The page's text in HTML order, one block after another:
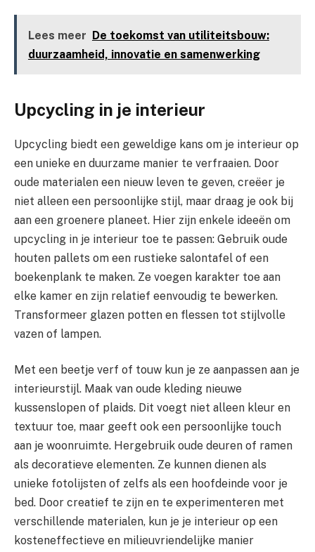
Lees meer De toekomst van utiliteitsbouw:
duurzaamheid, innovatie en samenwerking
Upcycling in je interieur
Upcycling biedt een geweldige kans om je interieur op
een unieke en duurzame manier te verfraaien. Door
oude materialen een nieuw leven te geven, creëer je
niet alleen een persoonlijke stijl, maar draag je ook bij
aan een groenere planeet. Hier zijn enkele ideeën om
upcycling in je interieur toe te passen: Gebruik oude
houten pallets om een rustieke salontafel of een
boekenplank te maken. Ze voegen karakter toe aan
elke kamer en zijn relatief eenvoudig te bewerken.
Transformeer glazen potten en flessen tot stijlvolle
vazen of lampen.
Met een beetje verf of touw kun je ze aanpassen aan je
interieurstijl. Maak van oude kleding nieuwe
kussenslopen of plaids. Dit voegt niet alleen kleur en
textuur toe, maar geeft ook een persoonlijke touch
aan je woonruimte. Hergebruik oude deuren of ramen
als decoratieve elementen. Ze kunnen dienen als
unieke fotolijsten of zelfs als een hoofdeinde voor je
bed. Door creatief te zijn en te experimenteren met
verschillende materialen, kun je je interieur op een
kosteneffectieve en milieuvriendelijke manier